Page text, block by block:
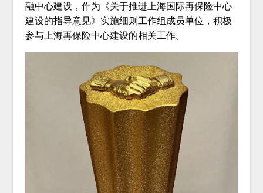
融中心建设，作为《关于推进上海国际再保险中心
建设的指导意见》实施细则工作组成员单位，积极
参与上海再保险中心建设的相关工作。